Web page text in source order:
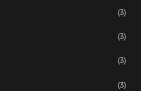
(3)
(3)
(3)
(3)